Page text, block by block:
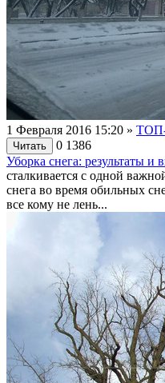
1 Февраля 2016 15:20 » ТОП-
Читать 0 1386
Уборка снега: результаты и
сталкивается с одной
снега во время обильных
все кому не лень...